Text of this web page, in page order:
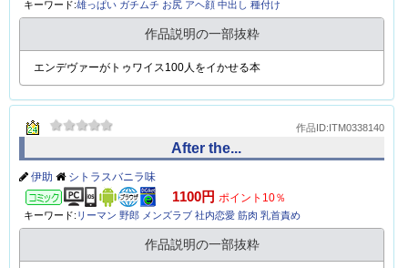
作品説明の一部抜粋
新人ヒーロー「フレッシュブルー」のやられマンガ
オレのヒーローアナデミア MY HERO ANADEMIA
コミック 990円 ポイント10％